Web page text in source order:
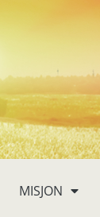
MISJON